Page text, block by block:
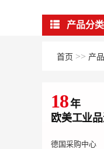
产品分类
首页 >> 产
18年
欧美工业
德国采购中心